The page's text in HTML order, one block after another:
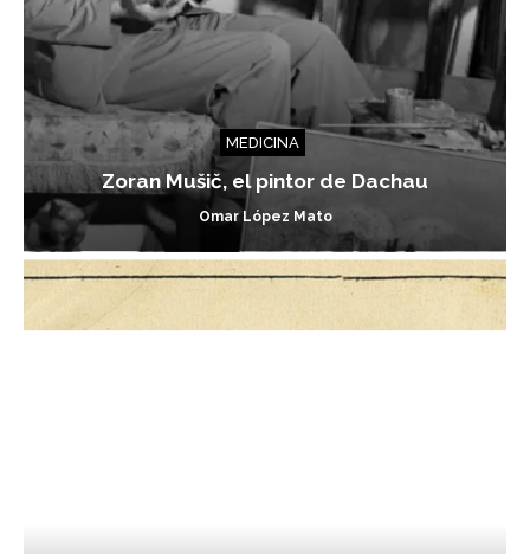
MEDICINA
Zoran Mušič, el pintor de Dachau
Omar López Mato